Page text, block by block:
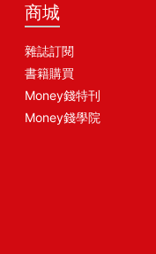
商城
雜誌訂閱
書籍購買
Money錢特刊
Money錢學院